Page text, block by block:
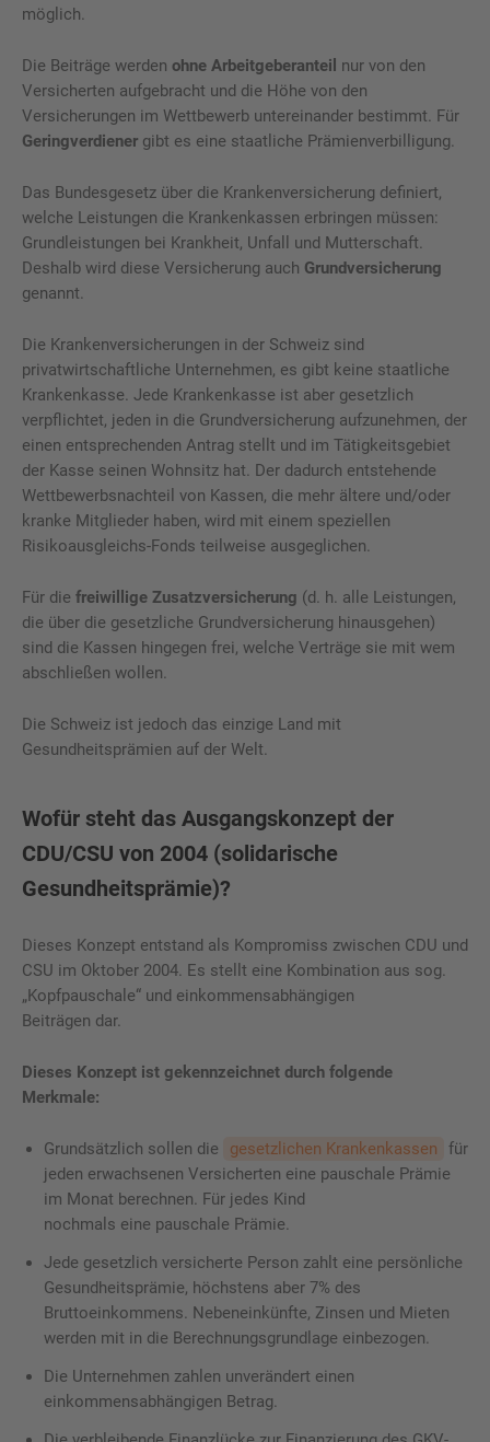
möglich.
Die Beiträge werden ohne Arbeitgeberanteil nur von den
Versicherten aufgebracht und die Höhe von den
Versicherungen im Wettbewerb untereinander bestimmt. Für
Geringverdiener gibt es eine staatliche Prämienverbilligung.
Das Bundesgesetz über die Krankenversicherung definiert,
welche Leistungen die Krankenkassen erbringen müssen:
Grundleistungen bei Krankheit, Unfall und Mutterschaft.
Deshalb wird diese Versicherung auch Grundversicherung
genannt.
Die Krankenversicherungen in der Schweiz sind
privatwirtschaftliche Unternehmen, es gibt keine staatliche
Krankenkasse. Jede Krankenkasse ist aber gesetzlich
verpflichtet, jeden in die Grundversicherung aufzunehmen, der
einen entsprechenden Antrag stellt und im Tätigkeitsgebiet
der Kasse seinen Wohnsitz hat. Der dadurch entstehende
Wettbewerbsnachteil von Kassen, die mehr ältere und/oder
kranke Mitglieder haben, wird mit einem speziellen
Risikoausgleichs-Fonds teilweise ausgeglichen.
Für die freiwillige Zusatzversicherung (d. h. alle Leistungen,
die über die gesetzliche Grundversicherung hinausgehen)
sind die Kassen hingegen frei, welche Verträge sie mit wem
abschließen wollen.
Die Schweiz ist jedoch das einzige Land mit
Gesundheitsprämien auf der Welt.
Wofür steht das Ausgangskonzept der
CDU/CSU von 2004 (solidarische
Gesundheitsprämie)?
Dieses Konzept entstand als Kompromiss zwischen CDU und
CSU im Oktober 2004. Es stellt eine Kombination aus sog.
„Kopfpauschale“ und einkommensabhängigen
Beiträgen dar.
Dieses Konzept ist gekennzeichnet durch folgende
Merkmale:
Grundsätzlich sollen die gesetzlichen Krankenkassen
für
jeden erwachsenen Versicherten eine pauschale Prämie
im Monat berechnen. Für jedes Kind
nochmals eine pauschale Prämie.
Jede gesetzlich versicherte Person zahlt eine persönliche
Gesundheitsprämie, höchstens aber 7% des
Bruttoeinkommens. Nebeneinkünfte, Zinsen und Mieten
werden mit in die Berechnungsgrundlage einbezogen.
Die Unternehmen zahlen unverändert einen
einkommensabhängigen Betrag.